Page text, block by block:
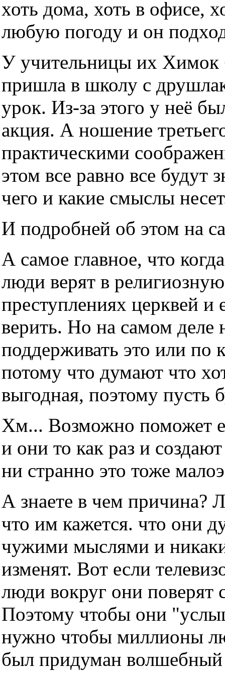
хоть дома, хоть в офисе,
любую погоду и он
У учительницы их Химок
пришла в школу с
урок. Из-за этого у неё
акция. А ношение
практическими
этом все равно все будут
чего и какие смыслы
И подробней об этом на
А самое главное, что
люди верят в
преступлениях церквей и
верить. Но на самом деле
поддерживать это или по
потому что думают что
выгодная, поэтому пусть
Хм... Возможно поможет
и они то как раз и
ни странно это тоже
А знаете в чем причина?
что им кажется. что они
чужими мыслями и
изменят. Вот если
люди вокруг они поверят
Поэтому чтобы они
нужно чтобы миллионы
был придуман волшебный